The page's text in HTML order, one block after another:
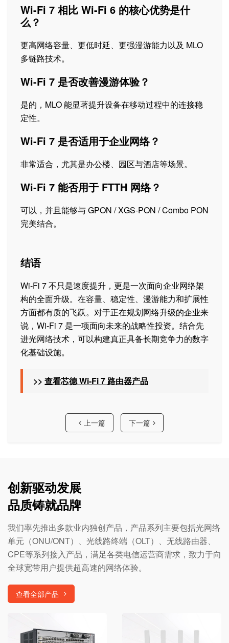
Wi-Fi 7 相比 Wi-Fi 6 的核心优势是什
么？
更高网络容量、更低时延、更强漫游能力以及 MLO
多链路技术。
Wi-Fi 7 是否改善漫游体验？
是的，MLO 能显著提升设备在移动过程中的连接稳
定性。
Wi-Fi 7 是否适用于企业网络？
非常适合，尤其是办公楼、园区与酒店等场景。
Wi-Fi 7 能否用于 FTTH 网络？
可以，并且能够与 GPON / XGS-PON / Combo PON
完美结合。
结语
Wi-Fi 7 不只是速度提升，更是一次面向企业网络架
构的全面升级。在容量、稳定性、漫游能力和扩展性
方面都有质的飞跃。对于正在规划网络升级的企业来
说，Wi-Fi 7 是一项面向未来的战略性投资。结合先
进光网络技术，可以构建真正具备长期竞争力的数字
化基础设施。
>> 查看芯德 Wi-Fi 7 路由器产品
上一篇 下一篇
创新驱动发展
品质铸就品牌
我们率先推出多款业内独创产品，产品系列主要包括光网络
单元（ONU/ONT）、光线路终端（OLT）、无线路由器、
CPE等系列接入产品，满足各类电信运营商需求，致力于向
全球宽带用户提供超高速的网络体验。
查看全部产品